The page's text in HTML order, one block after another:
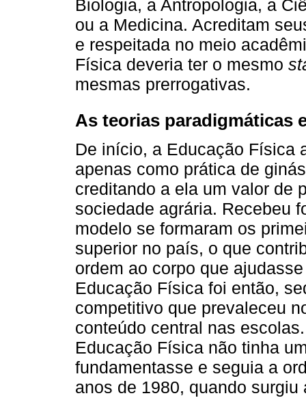
Biologia, a Antropologia, a
ou a Medicina. Acreditam
e respeitada no meio
Física deveria ter o mesmo
mesmas prerrogativas.
As teorias paradigmáticas
De início, a Educação Física
apenas como prática de
creditando a ela um valor de
sociedade agrária. Recebeu
modelo se formaram os
superior no país, o que
ordem ao corpo que
Educação Física foi então,
competitivo que prevaleceu
conteúdo central nas
Educação Física não tinha
fundamentasse e seguia a
anos de 1980, quando